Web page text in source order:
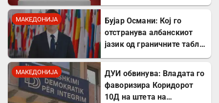
МАКЕДОНИЈА
Бујар Османи: Кој го
отстранува албанскиот
јазик од граничните табли,
МАКЕДОНИЈА
ДУИ обвинува: Владата го
фаворизира Коридорот
10Д на штета на